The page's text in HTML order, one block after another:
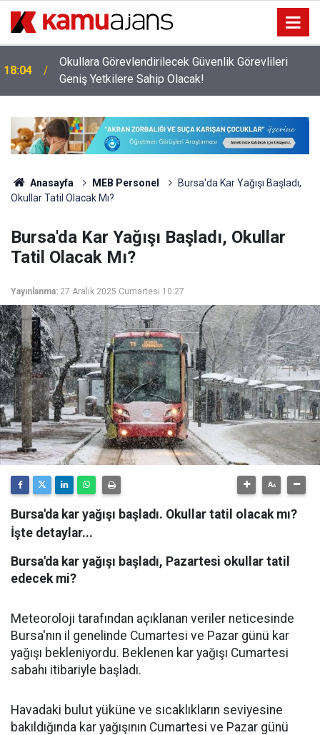
18:04
Okullara Görevlendirilecek Güvenlik Görevlileri
Geniş Yetkilere Sahip Olacak!
Anasayfa MEB Personel
Bursa'da Kar Yağışı Başladı,
Okullar Tatil Olacak Mı?
Bursa'da Kar Yağışı Başladı, Okullar
Tatil Olacak Mı?
Yayınlanma: 27 Aralık 2025 Cumartesi 10:27
Bursa'da kar yağışı başladı. Okullar tatil olacak mı?
İşte detaylar...
Bursa'da kar yağışı başladı, Pazartesi okullar tatil
edecek mi?
Meteoroloji tarafından açıklanan veriler neticesinde
Bursa'nın il genelinde Cumartesi ve Pazar günü kar
yağışı bekleniyordu. Beklenen kar yağışı Cumartesi
sabahı itibariyle başladı.
Havadaki bulut yüküne ve sıcaklıkların seviyesine
bakıldığında kar yağışının Cumartesi ve Pazar günü